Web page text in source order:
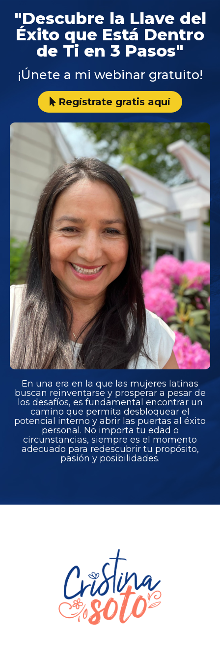
"Descubre la Llave del
Éxito que Está Dentro
de Ti en 3 Pasos"
¡Únete a mi webinar gratuito!
Regístrate gratis aquí
En una era en la que las mujeres latinas
buscan reinventarse y prosperar a pesar de
los desafíos, es fundamental encontrar un
camino que permita desbloquear el
potencial interno y abrir las puertas al éxito
personal. No importa tu edad o
circunstancias, siempre es el momento
adecuado para redescubrir tu propósito,
pasión y posibilidades.